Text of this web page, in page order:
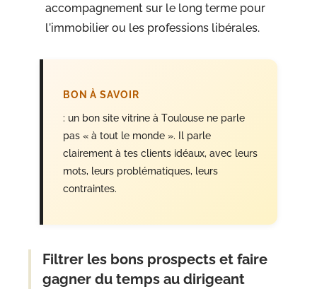
accompagnement sur le long terme pour
l’immobilier ou les professions libérales.
BON À SAVOIR
: un bon site vitrine à Toulouse ne parle
pas « à tout le monde ». Il parle
clairement à tes clients idéaux, avec leurs
mots, leurs problématiques, leurs
contraintes.
Filtrer les bons prospects et faire
gagner du temps au dirigeant